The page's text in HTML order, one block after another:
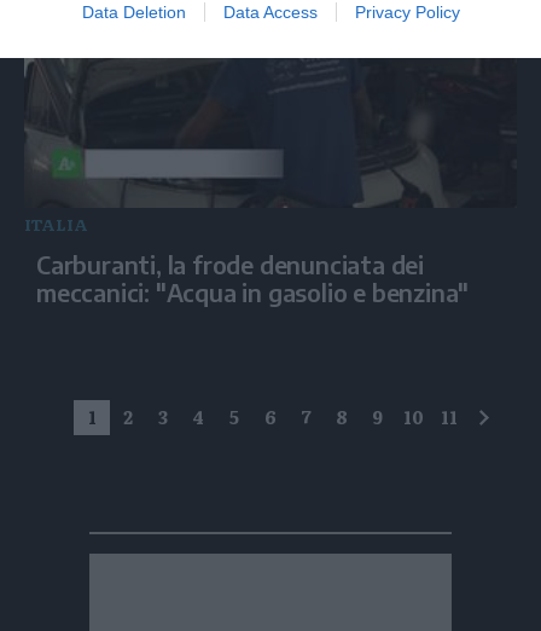
Data Deletion Data Access Privacy Policy
ITALIA
Carburanti, la frode denunciata dei
meccanici: "Acqua in gasolio e benzina"
1 2 3 4 5 6 7 8 9 10 11